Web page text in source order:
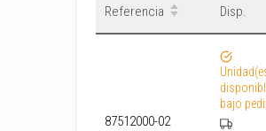
Referencia Disp.
87512000-02
bajo